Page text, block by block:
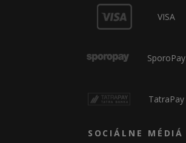
VISA
SporoPay
TatraPay
SOCIÁLNE MÉDIÁ